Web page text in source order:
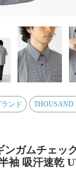
ンド THOUSAND
ガムチェッ
袖 吸汗速乾